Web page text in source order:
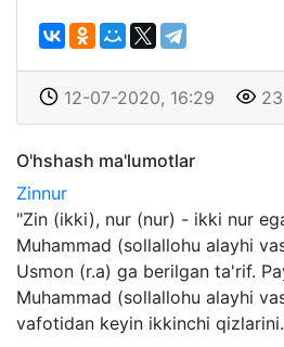
12-07-2020, 16:29
O'hshash ma'lumotlar
Zinnur
"Zin (ikki), nur (nur) - ikki nur
Muhammad (sollallohu alayhi
Usmon (r.a) ga berilgan ta'rif.
Muhammad (sollallohu alayhi
vafotidan keyin ikkinchi